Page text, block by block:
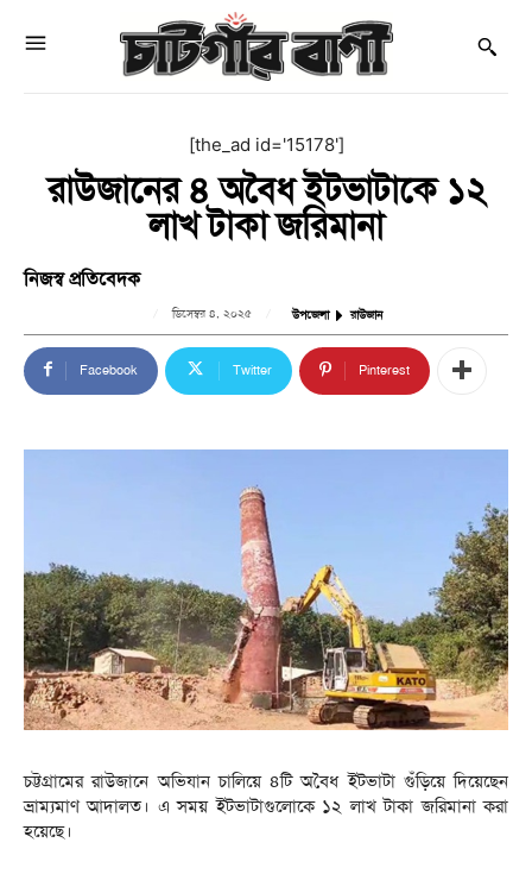
[the_ad id='15178']
রাউজানের ৪ অবৈধ ইটভাটাকে ১২
লাখ টাকা জরিমানা
নিজস্ব প্রতিবেদক
ডিসেম্বর ৪, ২০২৫ উপজেলা রাউজান
Facebook Twitter Pinterest
চট্টগ্রামের রাউজানে অভিযান চালিয়ে ৪টি অবৈধ ইটভাটা গুঁড়িয়ে দিয়েছেন
ভ্রাম্যমাণ আদালত। এ সময় ইটভাটাগুলোকে ১২ লাখ টাকা জরিমানা করা
হয়েছে।